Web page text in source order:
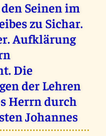
Seinen im
zu Sichar.
Aufklärung
Die
der Lehren
Herrn durch
Johannes